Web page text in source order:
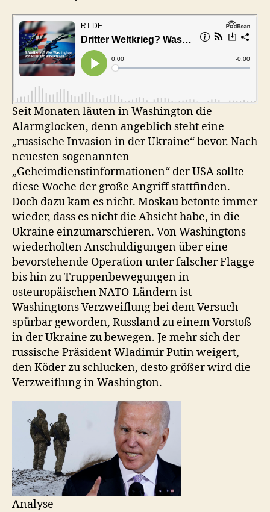
Seit Monaten läuten in Washington die
Alarmglocken, denn angeblich steht eine
„russische Invasion in der Ukraine“ bevor. Nach
neuesten sogenannten
„Geheimdienstinformationen“ der USA sollte
diese Woche der große Angriff stattfinden.
Doch dazu kam es nicht. Moskau betonte immer
wieder, dass es nicht die Absicht habe, in die
Ukraine einzumarschieren. Von Washingtons
wiederholten Anschuldigungen über eine
bevorstehende Operation unter falscher Flagge
bis hin zu Truppenbewegungen in
osteuropäischen NATO-Ländern ist
Washingtons Verzweiflung bei dem Versuch
spürbar geworden, Russland zu einem Vorstoß
in der Ukraine zu bewegen. Je mehr sich der
russische Präsident Wladimir Putin weigert,
den Köder zu schlucken, desto größer wird die
Verzweiflung in Washington.
Analyse